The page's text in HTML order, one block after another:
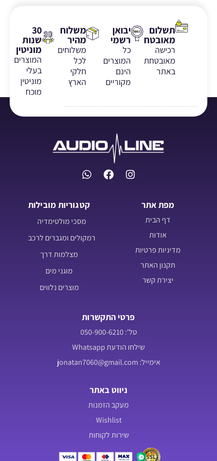
תשלום
מאובטח
רכישה
מאובטחת
באתר
יבואן
רשמי
כל
המוצרים
הינם
מקוריים
משלוח
מהיר
משלוחים
לכל
חלקי
הארץ
30
שנות
מוניטין
המוצרים
בעלי
מוניטין
מוכח
מפת אתר
דף הבית
אודות
מדיניות פרטיות
תקנון האתר
יצירת קשר
קטגוריות מובילות
מסכי מולטימדיה
רמקולים ומגברים לרכב
מצלמות דרך
מוגני מים
מוצרים נלווים
פרטי התקשרות
טל': 050-900-6210
שילחו הודעת Whatsapp
אימייל: jonatan7060@gmail.com
ניווט באתר
מעקב הזמנות
Wishlist
שירות לקוחות